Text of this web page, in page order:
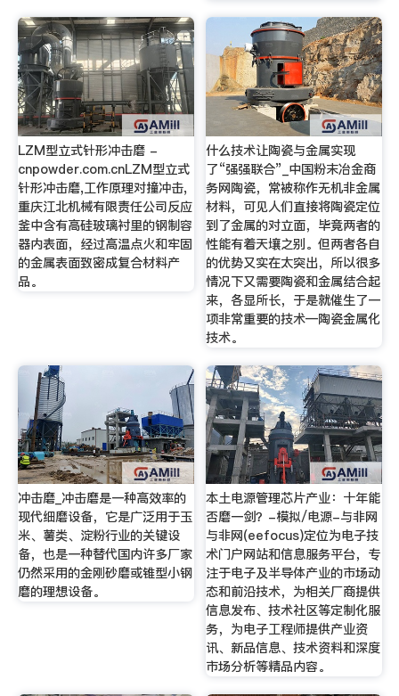
LZM型立式针形冲击磨 -
cnpowder.com.cnLZM型立式
针形冲击磨,工作原理对撞冲击,
重庆江北机械有限责任公司反应
釜中含有高硅玻璃衬里的钢制容
器内表面，经过高温点火和牢固
的金属表面致密成复合材料产
品。
什么技术让陶瓷与金属实现
了“强强联合”_中国粉末冶金商
务网陶瓷，常被称作无机非金属
材料，可见人们直接将陶瓷定位
到了金属的对立面，毕竟两者的
性能有着天壤之别。但两者各自
的优势又实在太突出，所以很多
情况下又需要陶瓷和金属结合起
来，各显所长，于是就催生了一
项非常重要的技术—陶瓷金属化
技术。
冲击磨_冲击磨是一种高效率的
现代细磨设备，它是广泛用于玉
米、薯类、淀粉行业的关键设
备，也是一种替代国内许多厂家
仍然采用的金刚砂磨或锥型小钢
磨的理想设备。
本土电源管理芯片产业：十年能
否磨一剑？-模拟/电源-与非网
与非网(eefocus)定位为电子技
术门户网站和信息服务平台，专
注于电子及半导体产业的市场动
态和前沿技术，为相关厂商提供
信息发布、技术社区等定制化服
务，为电子工程师提供产业资
讯、新品信息、技术资料和深度
市场分析等精品内容。